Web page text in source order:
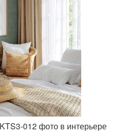
012 фото в интерьере